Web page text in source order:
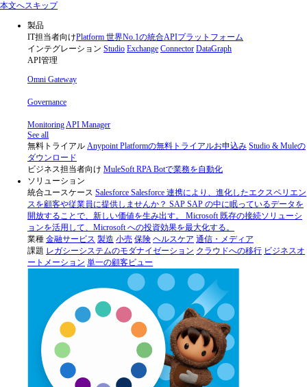
Skip
content
本文へスキップ
製品
IT担当者向けPlatform 世界No.1の統合APIプラットフォーム
インテグレーション Studio Exchange Connector DataGraph
API管理
Omni Gateway
Governance
MonitoringAPI Manager
See all
無料トライアル Anypoint Platformの無料トライアルお申込み Studio & Muleの
ダウンロード
ビジネス担当者向け MuleSoft RPA Botで業務を自動化
ソリューション
統合ユースケース Salesforce Salesforce 連携により、進化したエクスペリエン
スを顧客や従業員に提供しませんか？ SAP SAP の中に眠っているデータを
開放することで、新しい価値を生み出す。
Microsoft 既存の接続ソリューシ
ョンを活用して、Microsoft への投資効果を最大化する。
業種 金融サービス 製造 小売 保険 ヘルスケア 通信・メディア
課題 レガシーシステムのモダナイゼーション クラウドへの移行 ビジネスオ
ートメーション 単一の顧客ビュー